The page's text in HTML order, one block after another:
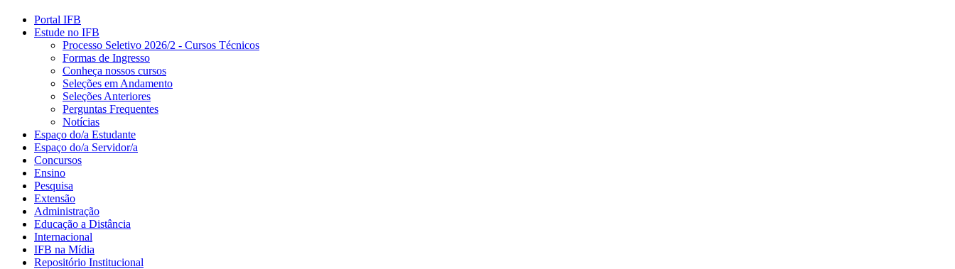
Portal IFB
Estude no IFB
Processo Seletivo 2026/2 - Cursos Técnicos
Formas de Ingresso
Conheça nossos cursos
Seleções em Andamento
Seleções Anteriores
Perguntas Frequentes
Notícias
Espaço do/a Estudante
Espaço do/a Servidor/a
Concursos
Ensino
Pesquisa
Extensão
Administração
Educação a Distância
Internacional
IFB na Mídia
Repositório Institucional